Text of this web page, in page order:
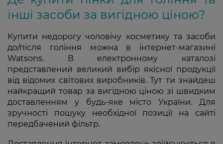
інші засоби за вигідною ціною?
Купити недорогу чоловічу косметику та засоби
до/після гоління можна в інтернет-магазині
Watsons. В електронному каталозі
представлений великий вибір якісної продукції
від відомих світових виробників. Тут ти знайдеш
найкращий товар за вигідною ціною зі швидким
доставленням у будь-яке місто України. Для
зручності пошуку необхідної позиції на сайті
передбачений фільтр.